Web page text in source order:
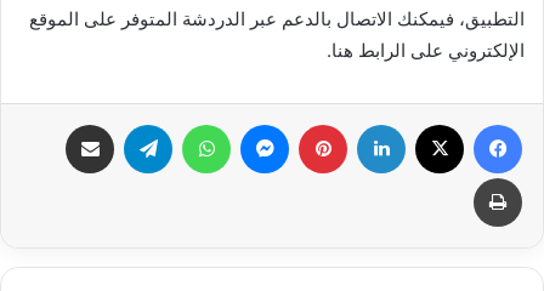
التطبيق، فيمكنك الاتصال بالدعم عبر الدردشة المتوفر على الموقع
الإلكتروني على الرابط هنا.
فيسبوك لينكدإن بينتيريست ماسنجر واتساب تيلقرام
طباعة